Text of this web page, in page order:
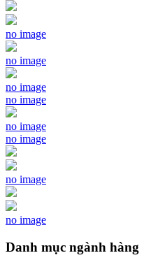
no image
no image
no image
no image
no image
no image
no image
no image
Danh mục ngành hàng